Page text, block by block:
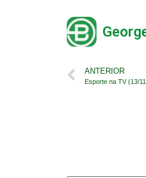
ANTERIOR
Esporte na TV (13/